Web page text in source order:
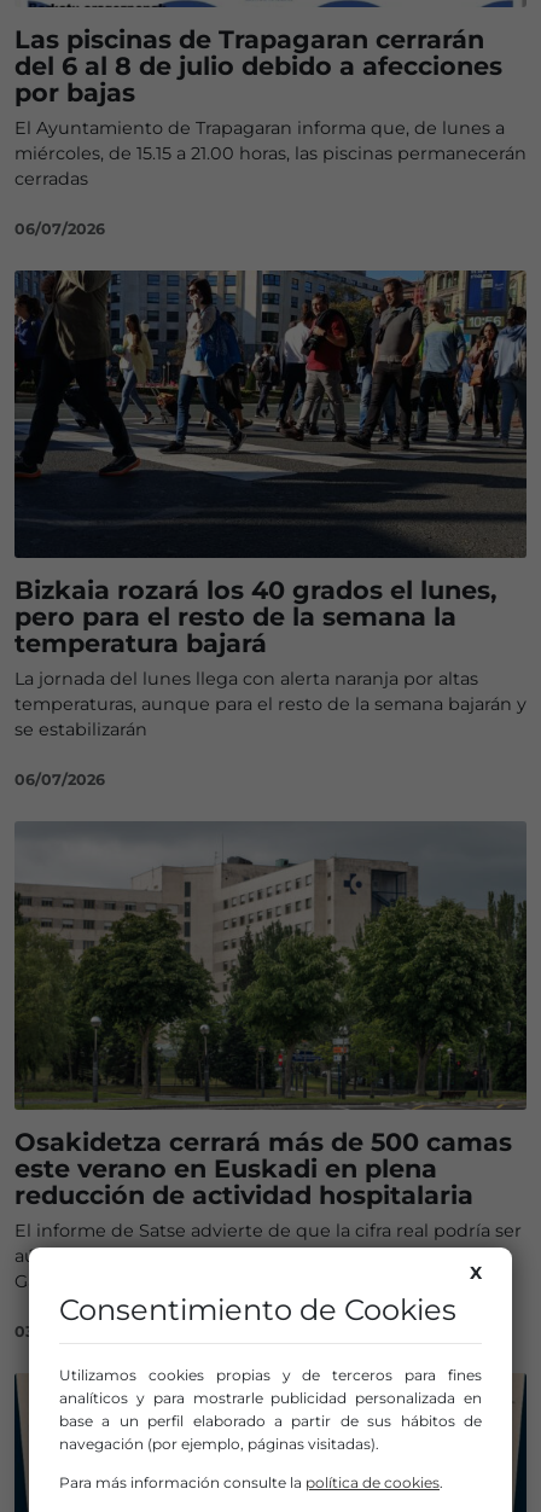
Las piscinas de Trapagaran cerrarán
del 6 al 8 de julio debido a afecciones
por bajas
El Ayuntamiento de Trapagaran informa que, de lunes a
miércoles, de 15.15 a 21.00 horas, las piscinas permanecerán
cerradas
06/07/2026
Bizkaia rozará los 40 grados el lunes,
pero para el resto de la semana la
temperatura bajará
La jornada del lunes llega con alerta naranja por altas
temperaturas, aunque para el resto de la semana bajarán y
se estabilizarán
06/07/2026
Osakidetza cerrará más de 500 camas
este verano en Euskadi en plena
reducción de actividad hospitalaria
El informe de Satse advierte de que la cifra real podría ser
aún mayor al no incluir centros clave como Cruces y
Galdakao
03/07/2026
X
Consentimiento de Cookies
Utilizamos cookies propias y de terceros para fines
analíticos y para mostrarle publicidad personalizada en
base a un perfil elaborado a partir de sus hábitos de
navegación (por ejemplo, páginas visitadas).
Para más información consulte la política de cookies.